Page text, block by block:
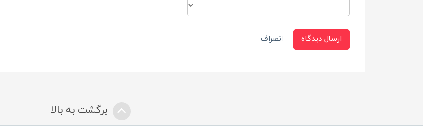
ارسال دیدگاه انصراف
برگشت به بالا